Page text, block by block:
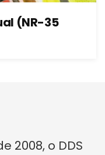
(NR-35
2008, o DDS